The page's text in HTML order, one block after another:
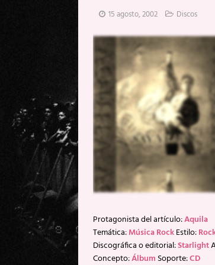
[ 20 mayo, 2026 ]
[ 17 mayo,
[ 17 mayo,
[ 5 agosto, 2026 ]
15 agosto, 2002 Discos
Protagonista del artículo:Aquila
Temática:Música RockEstilo:
Discográfica o editorial:Starlight
Concepto:Álbum Soporte:CD